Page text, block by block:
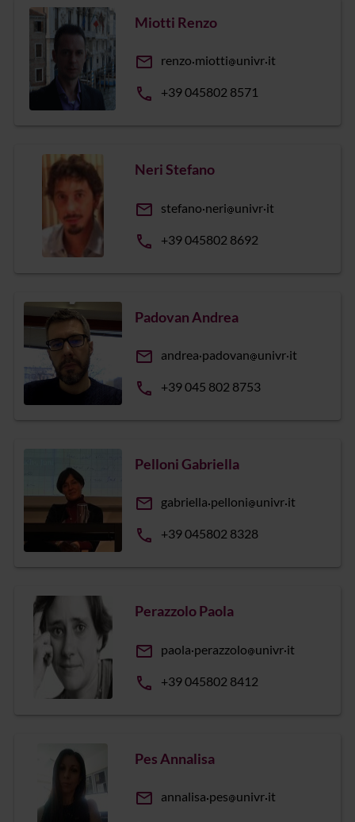
Miotti Renzo
email renzo miotti univr it
phone +39 045802 8571
Neri Stefano
email stefano neri univr it
phone +39 045802 8692
Padovan Andrea
email andrea padovan univr it
phone +39 045 802 8753
Pelloni Gabriella
email gabriella pelloni univr it
phone +39 045802 8328
Perazzolo Paola
email paola perazzolo univr it
phone +39 045802 8412
Pes Annalisa
email annalisa pes univr it